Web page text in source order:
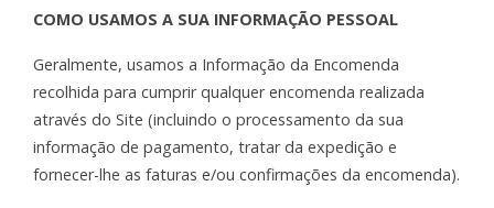
COMO USAMOS A SUA INFORMAÇÃO PESSOAL
Geralmente, usamos a Informação da Encomenda
recolhida para cumprir qualquer encomenda realizada
através do Site (incluindo o processamento da sua
informação de pagamento, tratar da expedição e
fornecer-lhe as faturas e/ou confirmações da encomenda).